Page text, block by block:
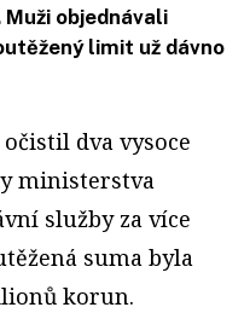
objednávali
limit už dávno
dva vysoce
ministerstva
služby za více
suma byla
korun.